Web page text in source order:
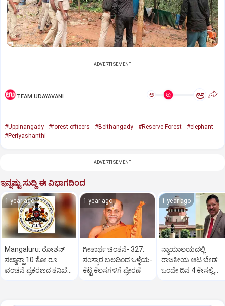
ADVERTISEMENT
TEAM UDAYAVANI ಅ ಅ
#Uppinangady #forest officers #Belthangady #Reserve Forest
#elephant
#Periyashanthi
ADVERTISEMENT
ಇನ್ನಷ್ಟು ಸುದ್ದಿ ಈ ವಿಭಾಗದಿಂದ
1 year ago
Mangaluru: ರೋಶನ್‌
ಸಲ್ಡಾನ್ಹಾ 10 ಕೋ.ರೂ.
ವಂಚನೆ ಪ್ರಕರಣದ ತನಿಖೆ
1 year ago
ಗೀತಾರ್ಥ ಚಿಂತನೆ- 327:
ಸಂಸ್ಕಾರ ಬಲದಿಂದ ಒಳ್ಳೆಯ-
ಕೆಟ್ಟ ಕೆಲಸಗಳಿಗೆ ಪ್ರೇರಣೆ
1 year ago
ನ್ಯಾಯಾಲಯದಲ್ಲಿ
ರಾಜಕೀಯ ಆಟ ಬೇಡ:
ಒಂದೇ ದಿನ 4 ಕೇಸಲ್ಲಿ